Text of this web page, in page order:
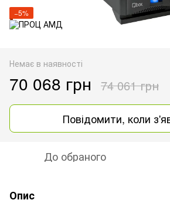
−5%
Немає в наявності
70 068 грн 74 061 грн
Повідомити, коли
До обраного
Опис